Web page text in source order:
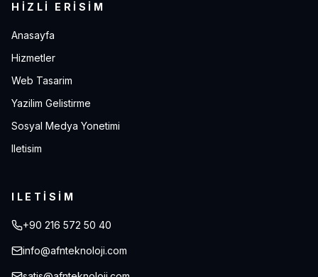
HIZLI ERISIM
Anasayfa
Hizmetler
Web Tasarim
Yazilim Gelistirme
Sosyal Medya Yonetimi
Iletisim
ILETISIM
+90 216 572 50 40
info@afnteknoloji.com